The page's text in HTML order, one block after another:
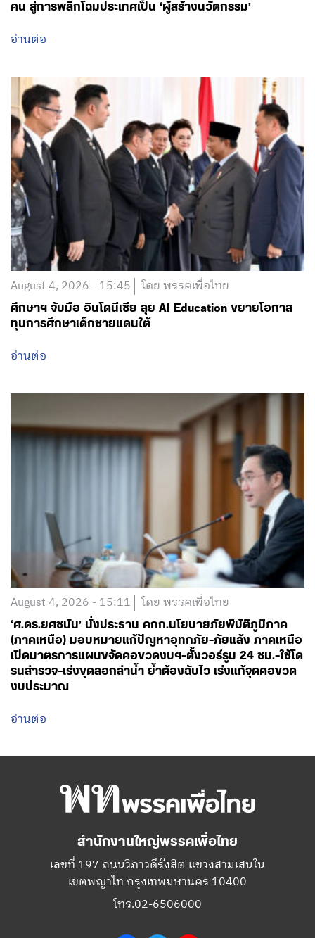
คน สู่การพลิกโฉมประเทศเป็น ‘ผู้สร้างนวัตกรรม’
อ่านต่อ
August 4, 2026 - 15:45 โดย พรรคเพื่อไทย
ศึกษาฯ จับมือ อินโดนีเซีย ลุย AI Education ขยายโอกาส
ทุนการศึกษาเด็กชายแดนใต้
อ่านต่อ
August 4, 2026 - 15:11 โดย พรรคเพื่อไทย
‘ศ.ดร.ยศชนัน’ นั่งประธาน คกก.นโยบายภัยพิบัติภูมิภาค
(ภาคเหนือ) มอบหมายแก้ปัญหาอุทกภัย-ภัยแล้ง ภาคเหนือ
เปิดมาตรการแผนขจัดคอขวดงบฯ-ตั้งวอร์รูม 24 ชม.-ใช้โด
รนสำรวจ-เร่งขุดลอกลำน้ำ ย้ำต้องฉับไว เร่งแก้จุดคอขวด
งบประมาณ
อ่านต่อ
สำนักงานใหญ่พรรคเพื่อไทย
เลขที่ 197 ถนนวิภาวดีรังสิต แขวงสามเสนใน
เขตพญาไท กรุงเทพมหานคร 10400
โทร.02-6506000